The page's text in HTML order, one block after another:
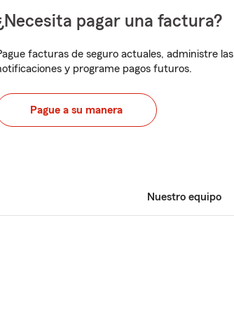
pagar una factura?
facturas de seguro actuales, administre las
y programe pagos futuros.
Pague a su manera
Nuestro equipo